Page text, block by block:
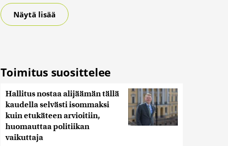
Näytä lisää
Toimitus suosittelee
Hallitus nostaa alijäämän tällä
kaudella selvästi isommaksi
kuin etukäteen arvioitiin,
huomauttaa politiikan
vaikuttaja